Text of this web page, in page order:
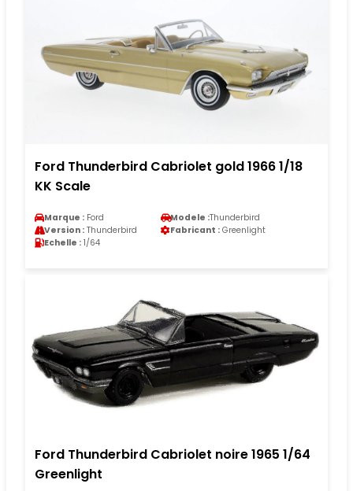
Ford Thunderbird Cabriolet gold 1966 1/18
KK Scale
Marque : Ford Modele :Thunderbird
Version : Thunderbird Fabricant : Greenlight
Echelle : 1/64
Ford Thunderbird Cabriolet noire 1965 1/64
Greenlight